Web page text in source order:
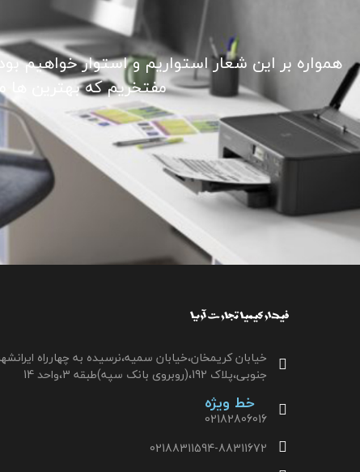
همواره بر این شعار استواریم و استوار خواهیم
مفتخریم که بهترین ها
خیابان کریمخان،خیابان سمیه،نرسیده به چهارراه
جنوبی،پلاک 192،(روبروی بانک سپه)طبقه 3،واحد 14
خط ویژه
02182806016
02188311594-88311672